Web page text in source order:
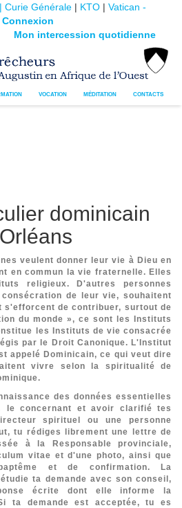
Curie Générale | KTO | Vatican -
Connexion
Mon intercession quotidienne
VOCATION MÉDITATION CONTACTS
dominicain
veulent donner leur vie à Dieu en
en commun la vie fraternelle. Elles
religieux. D'autres personnes
de leur vie, souhaitent
s'efforcent de contribuer, surtout de
du monde », ce sont les Instituts
les Instituts de vie consacrée
par le Droit Canonique. L'Institut
appelé Dominicain, ce qui veut dire
vivre selon la spiritualité de
des données essentielles
le concernant et avoir clarifié tes
spirituel ou une personne
tu rédiges librement une lettre de
à la Responsable provinciale,
vitae et d'une photo, ainsi que
et de confirmation. La
ta demande avec son conseil,
écrite dont elle informe la
ta demande est acceptée, tu es